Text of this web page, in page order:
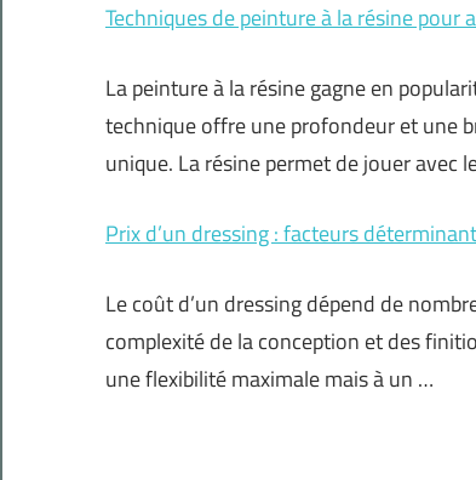
Techniques de peinture à la résine
La peinture à la résine gagne en
technique offre une profondeur et une
unique. La résine permet de jouer avec
Prix d’un dressing : facteurs
Le coût d’un dressing dépend de
complexité de la conception et des
une flexibilité maximale mais à un …